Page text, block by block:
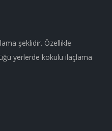
şeklidir. Özellikle
yerlerde kokulu ilaçlama